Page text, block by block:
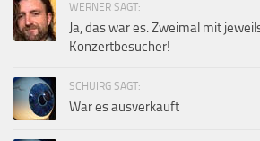
WERNER SAGT:
Ja, das war es. Zweimal mit
Konzertbesucher!
SCHUIRG SAGT:
War es ausverkauft